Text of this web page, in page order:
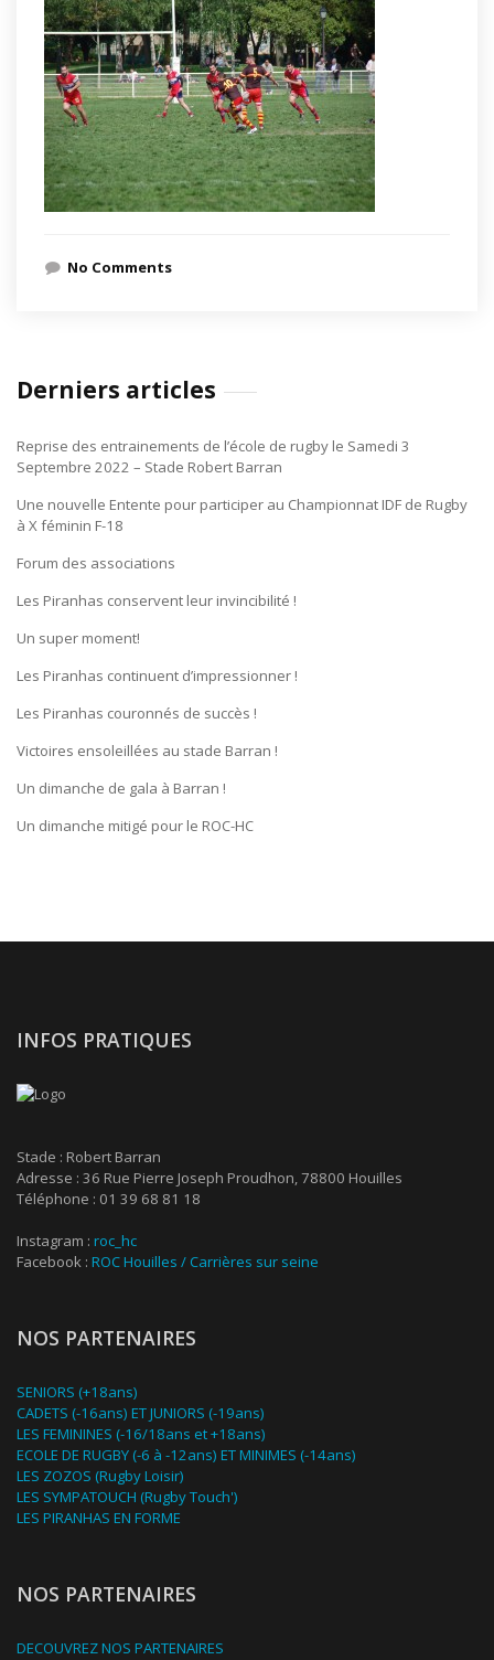
No Comments
Derniers articles
Reprise des entrainements de l’école de rugby le Samedi 3
Septembre 2022 – Stade Robert Barran
Une nouvelle Entente pour participer au Championnat IDF de Rugby
à X féminin F-18
Forum des associations
Les Piranhas conservent leur invincibilité !
Un super moment!
Les Piranhas continuent d’impressionner !
Les Piranhas couronnés de succès !
Victoires ensoleillées au stade Barran !
Un dimanche de gala à Barran !
Un dimanche mitigé pour le ROC-HC
INFOS PRATIQUES
Stade : Robert Barran
Adresse : 36 Rue Pierre Joseph Proudhon, 78800 Houilles
Téléphone : 01 39 68 81 18
Instagram : roc_hc
Facebook : ROC Houilles / Carrières sur seine
NOS PARTENAIRES
SENIORS (+18ans)
CADETS (-16ans) ET JUNIORS (-19ans)
LES FEMININES (-16/18ans et +18ans)
ECOLE DE RUGBY (-6 à -12ans) ET MINIMES (-14ans)
LES ZOZOS (Rugby Loisir)
LES SYMPATOUCH (Rugby Touch')
LES PIRANHAS EN FORME
NOS PARTENAIRES
DECOUVREZ NOS PARTENAIRES